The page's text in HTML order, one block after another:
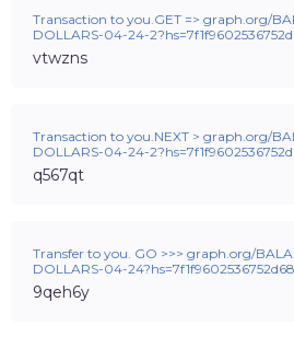
Transaction to you.GET => graph.org/
DOLLARS-04-24-
vtwzns
Transaction to you.NEXT > graph.org/
DOLLARS-04-24-
q567qt
Transfer to you. GO >>> graph.org/
DOLLARS-04-
9qeh6y